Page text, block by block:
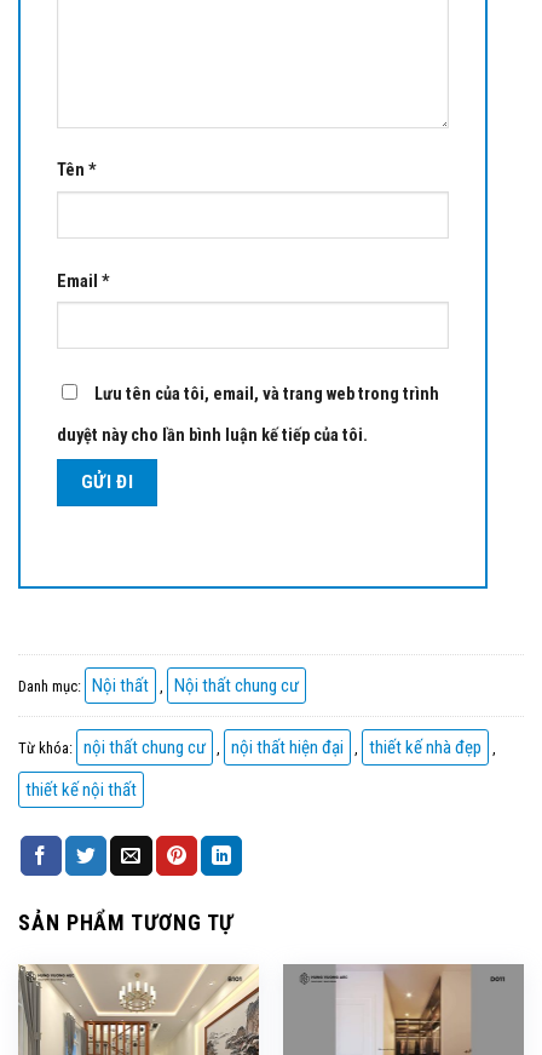
Tên *
Email *
Lưu tên của tôi, email, và trang web trong trình
duyệt này cho lần bình luận kế tiếp của tôi.
Danh mục: Nội thất , Nội thất chung cư
Từ khóa: nội thất chung cư , nội thất hiện đại , thiết kế nhà đẹp ,
thiết kế nội thất
SẢN PHẨM TƯƠNG TỰ